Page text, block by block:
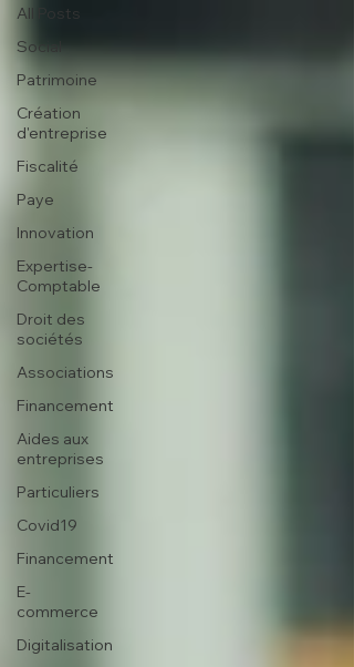
All Posts
Social
Patrimoine
Création
d'entreprise
Fiscalité
Paye
Innovation
Expertise-
Comptable
Droit des
sociétés
Associations
Financement
Aides aux
entreprises
Particuliers
Covid19
Financement
E-
commerce
Digitalisation